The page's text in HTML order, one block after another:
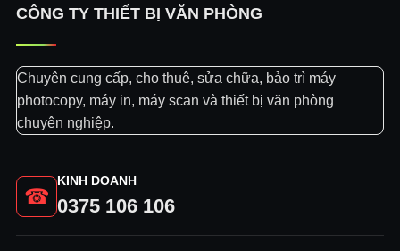
CÔNG TY THIẾT BỊ VĂN PHÒNG
Chuyên cung cấp, cho thuê, sửa chữa, bảo trì máy
photocopy, máy in, máy scan và thiết bị văn phòng
chuyên nghiệp.
☎
KINH DOANH
0375 106 106